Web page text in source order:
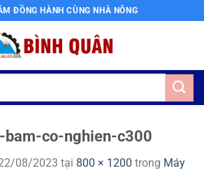
ĐỒNG HÀNH CÙNG NHÀ NÔNG
co-nghien-c300
08/2023 tại 800 × 1200 trong Máy